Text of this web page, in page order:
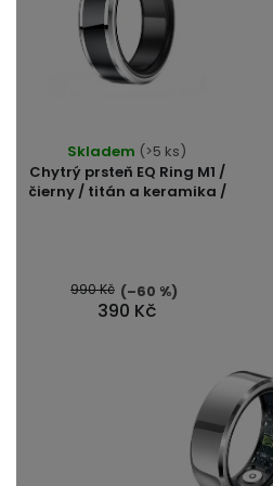
Chytrý prsteň EQ Ring M1 /
čierny / titán a keramika /
hodnocení
produktu
5
hvězdiček.
Skladem (>5 ks)
390 Kč
990 Kč (–60 %)